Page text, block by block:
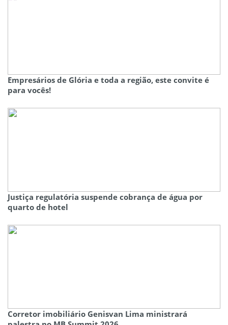
Empresários de Glória e toda a região, este convite é
para vocês!
Justiça regulatória suspende cobrança de água por
quarto de hotel
Corretor imobiliário Genisvan Lima ministrará